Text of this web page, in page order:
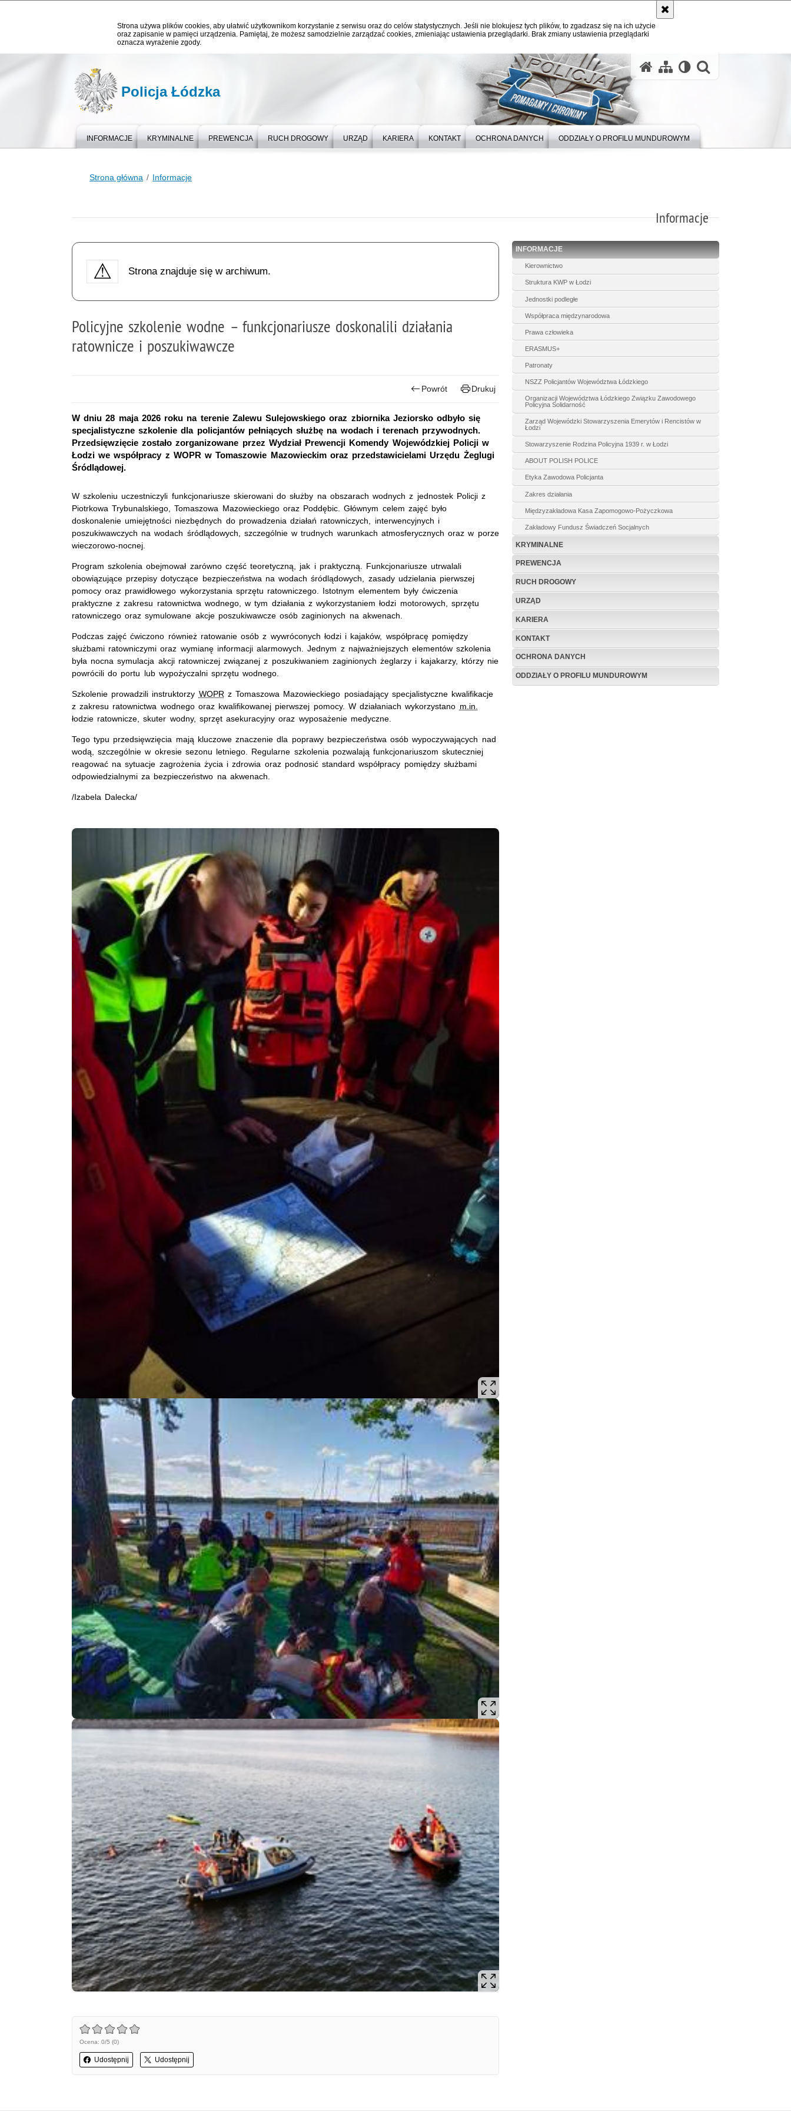
Strona używa plików cookies, aby ułatwić użytkownikom korzystanie z serwisu oraz do celów statystycznych. Jeśli nie blokujesz tych plików, to zgadzasz się na ich użycie
oraz zapisanie w pamięci urządzenia. Pamiętaj, że możesz samodzielnie zarządzać cookies, zmieniając ustawienia przeglądarki. Brak zmiany ustawienia przeglądarki
oznacza wyrażenie zgody.
Policja Łódzka
INFORMACJE KRYMINALNE PREWENCJA RUCH DROGOWY URZĄD KARIERA KONTAKT OCHRONA DANYCH ODDZIAŁY O PROFILU MUNDUROWYM
Strona główna Informacje
Informacje
Strona znajduje się w archiwum.
Policyjne szkolenie wodne – funkcjonariusze doskonalili działania
ratownicze i poszukiwawcze
Powrót Drukuj
W dniu 28 maja 2026 roku na terenie Zalewu Sulejowskiego oraz zbiornika Jeziorsko odbyło się
specjalistyczne szkolenie dla policjantów pełniących służbę na wodach i terenach przywodnych.
Przedsięwzięcie zostało zorganizowane przez Wydział Prewencji Komendy Wojewódzkiej Policji w
Łodzi we współpracy z WOPR w Tomaszowie Mazowieckim oraz przedstawicielami Urzędu Żeglugi
Śródlądowej.
W szkoleniu uczestniczyli funkcjonariusze skierowani do służby na obszarach wodnych z jednostek Policji z
Piotrkowa Trybunalskiego, Tomaszowa Mazowieckiego oraz Poddębic. Głównym celem zajęć było
doskonalenie umiejętności niezbędnych do prowadzenia działań ratowniczych, interwencyjnych i
poszukiwawczych na wodach śródlądowych, szczególnie w trudnych warunkach atmosferycznych oraz w porze
wieczorowo-nocnej.
Program szkolenia obejmował zarówno część teoretyczną, jak i praktyczną. Funkcjonariusze utrwalali
obowiązujące przepisy dotyczące bezpieczeństwa na wodach śródlądowych, zasady udzielania pierwszej
pomocy oraz prawidłowego wykorzystania sprzętu ratowniczego. Istotnym elementem były ćwiczenia
praktyczne z zakresu ratownictwa wodnego, w tym działania z wykorzystaniem łodzi motorowych, sprzętu
ratowniczego oraz symulowane akcje poszukiwawcze osób zaginionych na akwenach.
Podczas zajęć ćwiczono również ratowanie osób z wywróconych łodzi i kajaków, współpracę pomiędzy
służbami ratowniczymi oraz wymianę informacji alarmowych. Jednym z najważniejszych elementów szkolenia
była nocna symulacja akcji ratowniczej związanej z poszukiwaniem zaginionych żeglarzy i kajakarzy, którzy nie
powrócili do portu lub wypożyczalni sprzętu wodnego.
Szkolenie prowadzili instruktorzy WOPR z Tomaszowa Mazowieckiego posiadający specjalistyczne kwalifikacje
z zakresu ratownictwa wodnego oraz kwalifikowanej pierwszej pomocy. W działaniach wykorzystano m.in.
łodzie ratownicze, skuter wodny, sprzęt asekuracyjny oraz wyposażenie medyczne.
Tego typu przedsięwzięcia mają kluczowe znaczenie dla poprawy bezpieczeństwa osób wypoczywających nad
wodą, szczególnie w okresie sezonu letniego. Regularne szkolenia pozwalają funkcjonariuszom skuteczniej
reagować na sytuacje zagrożenia życia i zdrowia oraz podnosić standard współpracy pomiędzy służbami
odpowiedzialnymi za bezpieczeństwo na akwenach.
/Izabela Dalecka/
Ocena: 0/5 (0)
Udostępnij Udostępnij
INFORMACJE
Kierownictwo
Struktura KWP w Łodzi
Jednostki podległe
Współpraca międzynarodowa
Prawa człowieka
ERASMUS+
Patronaty
NSZZ Policjantów Województwa Łódzkiego
Organizacji Województwa Łódzkiego Związku Zawodowego
Policyjna Solidarność
Zarząd Wojewódzki Stowarzyszenia Emerytów i Rencistów w
Łodzi
Stowarzyszenie Rodzina Policyjna 1939 r. w Łodzi
ABOUT POLISH POLICE
Etyka Zawodowa Policjanta
Zakres działania
Międzyzakładowa Kasa Zapomogowo-Pożyczkowa
Zakładowy Fundusz Świadczeń Socjalnych
KRYMINALNE
PREWENCJA
RUCH DROGOWY
URZĄD
KARIERA
KONTAKT
OCHRONA DANYCH
ODDZIAŁY O PROFILU MUNDUROWYM